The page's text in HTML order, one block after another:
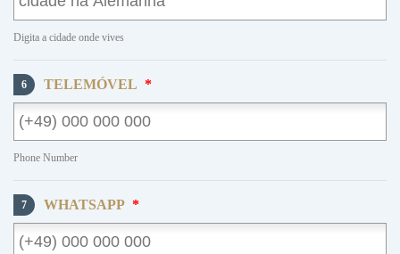
Digita a cidade onde vives
6 TELEMÓVEL *
Phone Number
7 WHATSAPP *